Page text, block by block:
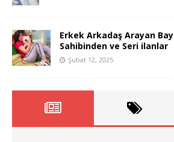
Erkek Arkadaş Arayan
Sahibinden ve Seri ilanlar
Şubat 12, 2025